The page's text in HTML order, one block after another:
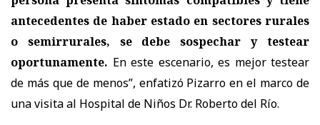
antecedentes de haber estado en sectores rurales
o semirrurales, se debe sospechar y testear
oportunamente. En este escenario, es mejor testear
de más que de menos”, enfatizó Pizarro en el marco de
una visita al Hospital de Niños Dr. Roberto del Río.